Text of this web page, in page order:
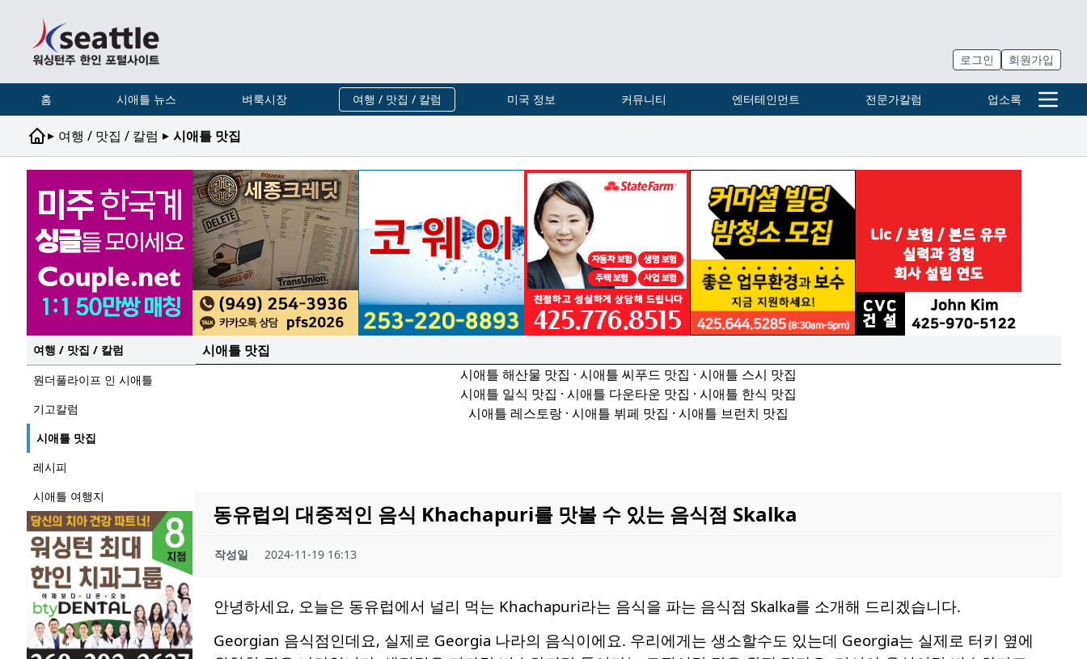
로그인 회원가입
홈 시애틀 뉴스 벼룩시장 여행 / 맛집 / 칼럼 미국 정보 커뮤니티 엔터테인먼트 전문가칼럼 업소록
▸ 여행 / 맛집 / 칼럼 ▸ 시애틀 맛집
여행 / 맛집 / 칼럼
원더풀라이프 인 시애틀
기고칼럼
시애틀 맛집
레시피
시애틀 여행지
시애틀 맛집
시애틀 해산물 맛집 · 시애틀 씨푸드 맛집 · 시애틀 스시 맛집
시애틀 일식 맛집 · 시애틀 다운타운 맛집 · 시애틀 한식 맛집
시애틀 레스토랑 · 시애틀 뷔페 맛집 · 시애틀 브런치 맛집
동유럽의 대중적인 음식 Khachapuri를 맛볼 수 있는 음식점 Skalka
작성일 2024-11-19 16:13
안녕하세요, 오늘은 동유럽에서 널리 먹는 Khachapuri라는 음식을 파는 음식점 Skalka를 소개해 드리겠습니다.
Georgian 음식점인데요, 실제로 Georgia 나라의 음식이에요. 우리에게는 생소할수도 있는데 Georgia는 실제로 터키 옆에